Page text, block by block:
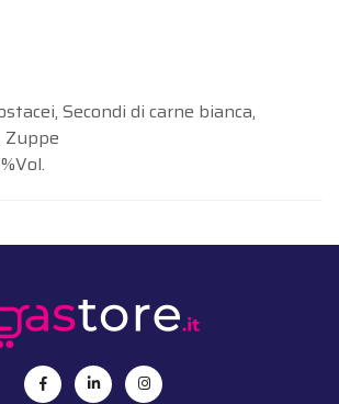
Secondi di carne bianca,
Zuppe